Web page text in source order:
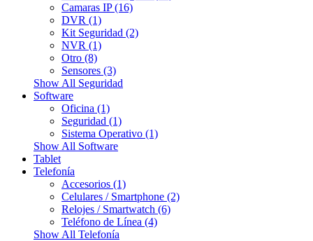
Camaras IP (16)
DVR (1)
Kit Seguridad (2)
NVR (1)
Otro (8)
Sensores (3)
Show All Seguridad
Software
Oficina (1)
Seguridad (1)
Sistema Operativo (1)
Show All Software
Tablet
Telefonía
Accesorios (1)
Celulares / Smartphone (2)
Relojes / Smartwatch (6)
Teléfono de Línea (4)
Show All Telefonía